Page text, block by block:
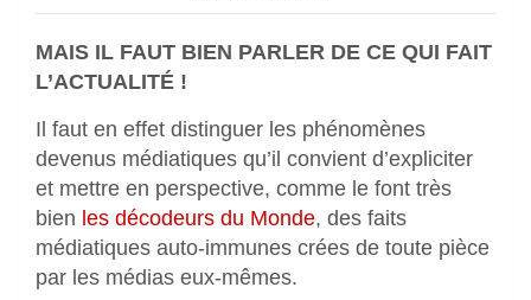
MAIS IL FAUT BIEN PARLER DE CE QUI FAIT
L’ACTUALITÉ !
Il faut en effet distinguer les phénomènes
devenus médiatiques qu’il convient d’expliciter
et mettre en perspective, comme le font très
bien les décodeurs du Monde, des faits
médiatiques auto-immunes crées de toute pièce
par les médias eux-mêmes.